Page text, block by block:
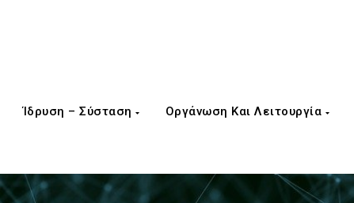
Ίδρυση – Σύσταση Οργάνωση Και Λειτουργία